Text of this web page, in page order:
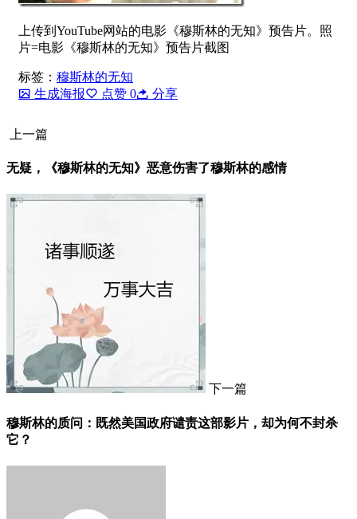
上传到YouTube网站的电影《穆斯林的无知》预告片。照
片=电影《穆斯林的无知》预告片截图
标签： 穆斯林的无知
生成海报
点赞 0 分享
上一篇
无疑，《穆斯林的无知》恶意伤害了穆斯林的感情
下一篇
穆斯林的质问：既然美国政府谴责这部影片，却为何不封杀
它？